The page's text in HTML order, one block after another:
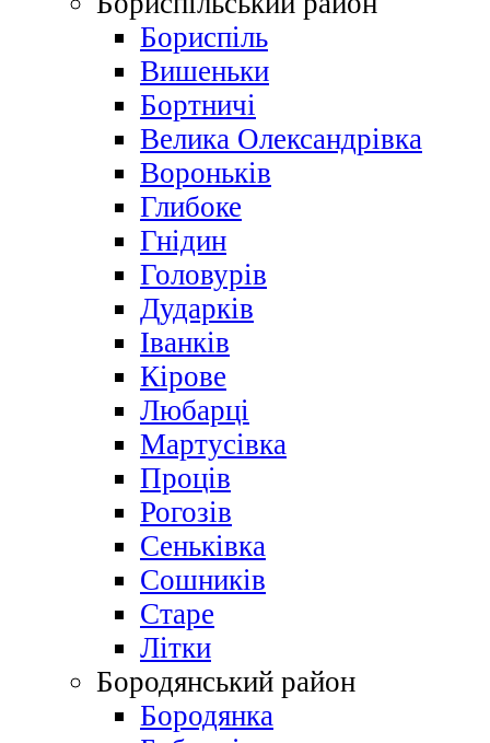
Бориспіль
Вишеньки
Бортничі
Велика Олександрівка
Вороньків
Глибоке
Гнідин
Головурів
Дударків
Іванків
Кірове
Любарці
Мартусівка
Проців
Рогозів
Сеньківка
Сошників
Старе
Літки
Бородянський район
Бородянка